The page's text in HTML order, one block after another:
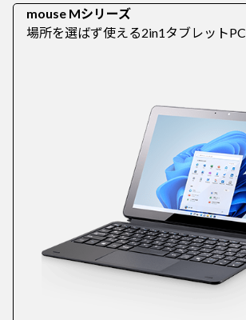
mouse Mシリーズ
場所を選ばず使える2in1タブレットPC